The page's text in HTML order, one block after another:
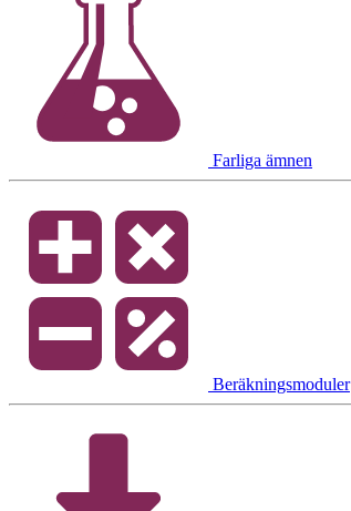
Farliga ämnen
Beräkningsmoduler